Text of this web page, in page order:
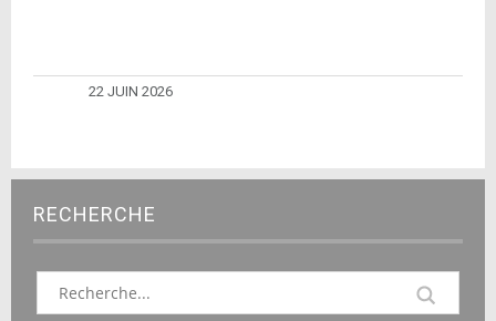
22 JUIN 2026
RECHERCHE